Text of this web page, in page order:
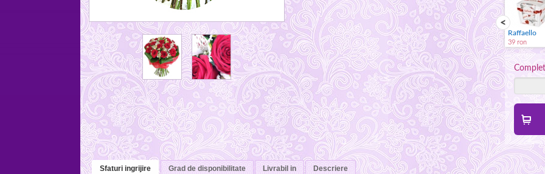
Spumant
59 ron
Jucarie plus
59 ron
Vaza
59 ron
Raffaello
39 ron
Sfaturi ingrijire Grad de disponibilitate Livrabil in Descriere